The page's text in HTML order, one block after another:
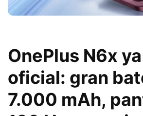
OnePlus N6x
oficial: gran
7.000 mAh,